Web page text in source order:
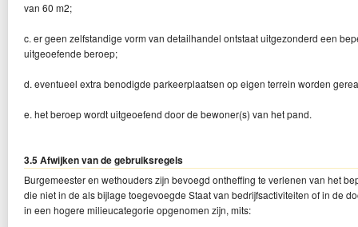
van 60 m2;
c. er geen zelfstandige vorm van detailhandel ontstaat uitgezonderd een
uitgeoefende beroep;
d. eventueel extra benodigde parkeerplaatsen op eigen terrein worden
e. het beroep wordt uitgeoefend door de bewoner(s) van het pand.
3.5 Afwijken van de gebruiksregels
Burgemeester en wethouders zijn bevoegd ontheffing te verlenen van het
die niet in de als bijlage toegevoegde Staat van bedrijfsactiviteiten of in de
in een hogere milieucategorie opgenomen zijn, mits: